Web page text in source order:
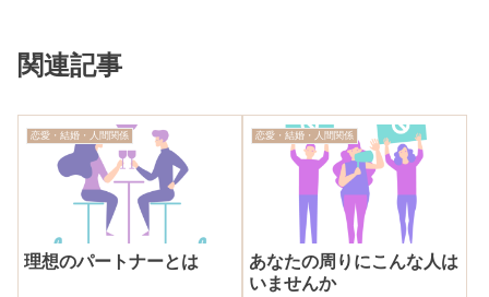
関連記事
恋愛・結婚・人間関係
理想のパートナーとは
恋愛・結婚・人間関係
あなたの周りにこんな人は
いませんか